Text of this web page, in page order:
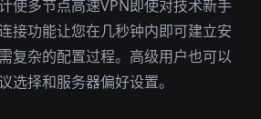
使多节点高速VPN即使对技术新手
接功能让您在几秒钟内即可建立安
复杂的配置过程。高级用户也可以
选择和服务器偏好设置。